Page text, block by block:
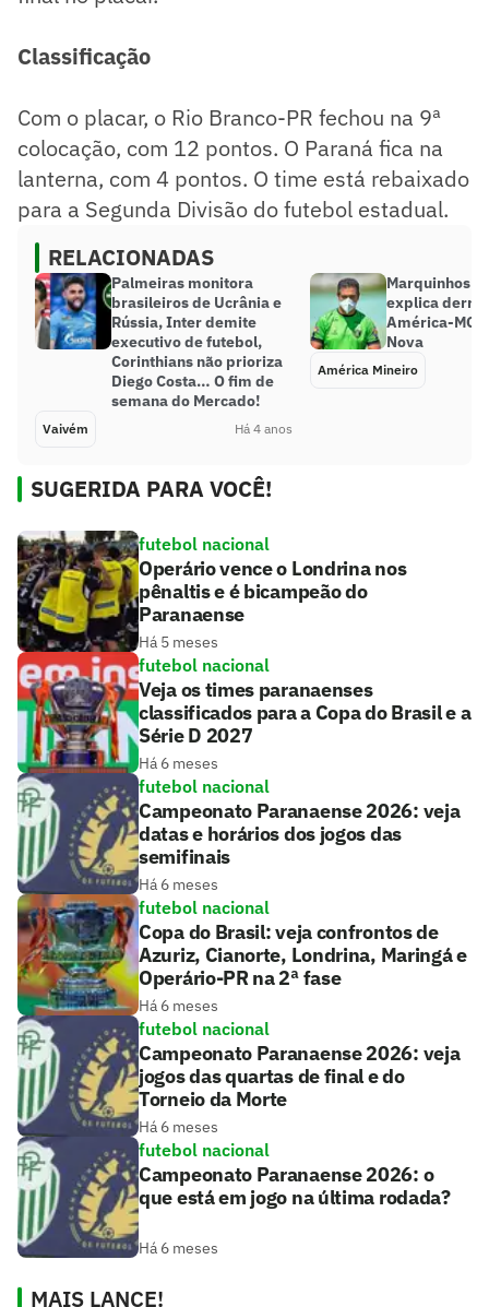
Classificação
Com o placar, o Rio Branco-PR fechou na 9ª
colocação, com 12 pontos. O Paraná fica na
lanterna, com 4 pontos. O time está rebaixado
para a Segunda Divisão do futebol estadual.
RELACIONADAS
Palmeiras monitora
brasileiros de Ucrânia e
Rússia, Inter demite
executivo de futebol,
Corinthians não prioriza
Diego Costa… O fim de
semana do Mercado!
Vaivém Há 4 anos
Marquinhos
explica
América-MG
Nova
América Mineiro
SUGERIDA PARA VOCÊ!
futebol nacional
Operário vence o Londrina nos
pênaltis e é bicampeão do
Paranaense
Há 5 meses
futebol nacional
Veja os times paranaenses
classificados para a Copa do Brasil e a
Série D 2027
Há 6 meses
futebol nacional
Campeonato Paranaense 2026: veja
datas e horários dos jogos das
semifinais
Há 6 meses
futebol nacional
Copa do Brasil: veja confrontos de
Azuriz, Cianorte, Londrina, Maringá e
Operário-PR na 2ª fase
Há 6 meses
futebol nacional
Campeonato Paranaense 2026: veja
jogos das quartas de final e do
Torneio da Morte
Há 6 meses
futebol nacional
Campeonato Paranaense 2026: o
que está em jogo na última rodada?
Há 6 meses
MAIS LANCE!